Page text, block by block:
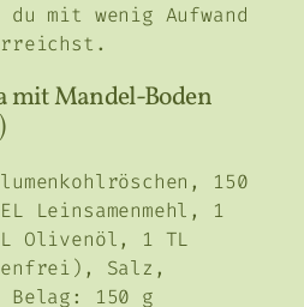
mit wenig Aufwand
mit Mandel-Boden
150
Leinsamenmehl, 1
Olivenöl, 1 TL
Salz,
Belag: 150 g